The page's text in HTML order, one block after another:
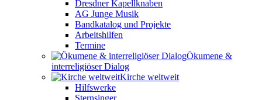
Dresdner Kapellknaben
AG Junge Musik
Bandkatalog und Projekte
Arbeitshilfen
Termine
Ökumene &
interreligiöser Dialog
Kirche weltweit
Hilfswerke
Sternsinger